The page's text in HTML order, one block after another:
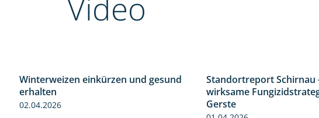
Winterweizen einkürzen und gesund
erhalten
02.04.2026
Standortreport Schirnau
wirksame
Gerste